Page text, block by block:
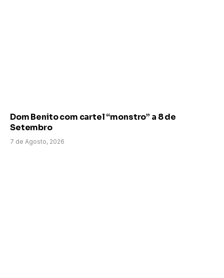
Dom Benito com cartel “monstro” a 8 de
Setembro
7 de Agosto, 2026